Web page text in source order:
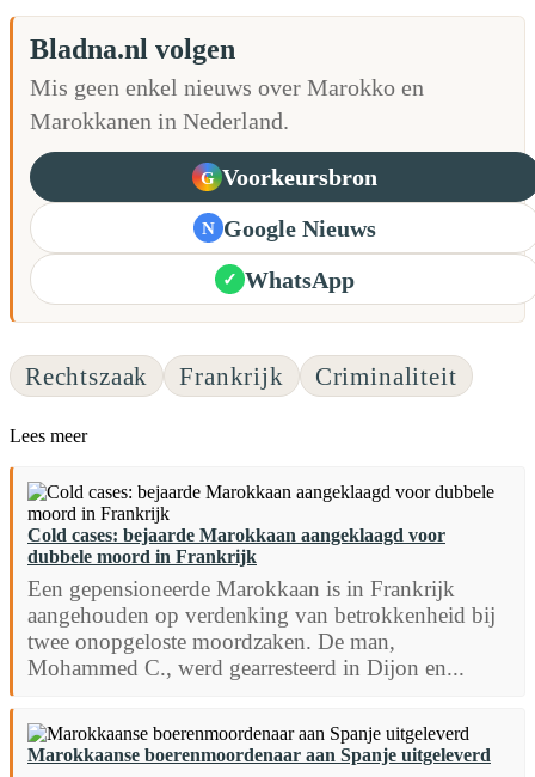
Bladna.nl volgen
Mis geen enkel nieuws over Marokko en
Marokkanen in Nederland.
G Voorkeursbron
N Google Nieuws
✓ WhatsApp
Rechtszaak Frankrijk Criminaliteit
Lees meer
Cold cases: bejaarde Marokkaan aangeklaagd voor
dubbele moord in Frankrijk
Een gepensioneerde Marokkaan is in Frankrijk
aangehouden op verdenking van betrokkenheid bij
twee onopgeloste moordzaken. De man,
Mohammed C., werd gearresteerd in Dijon en...
Marokkaanse boerenmoordenaar aan Spanje uitgeleverd